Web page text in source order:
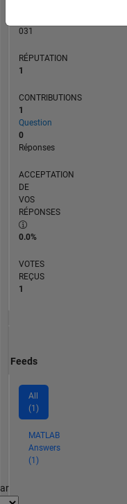
031
RÉPUTATION
1
CONTRIBUTIONS
1
Question
0
Réponses
ACCEPTATION
DE
VOS
RÉPONSES
0.0%
VOTES
REÇUS
1
Feeds
All
(1)
MATLAB
Answers
(1)